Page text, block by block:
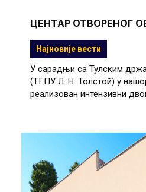
ЦЕНТАР ОТВОРЕНОГ
Најновије вести
У сарадњи са Тулским
(ТГПУ Л. Н. Толстой) у
реализован интензивни